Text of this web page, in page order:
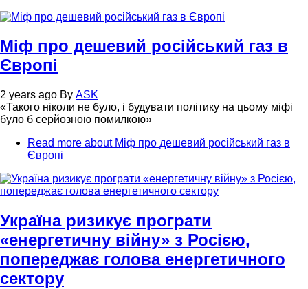
Міф про дешевий російський газ в
Європі
2 years ago By ASK
«Такого ніколи не було, і будувати політику на цьому міфі
було б серйозною помилкою»
Read more about Міф про дешевий російський газ в
Європі
Україна ризикує програти
«енергетичну війну» з Росією,
попереджає голова енергетичного
сектору